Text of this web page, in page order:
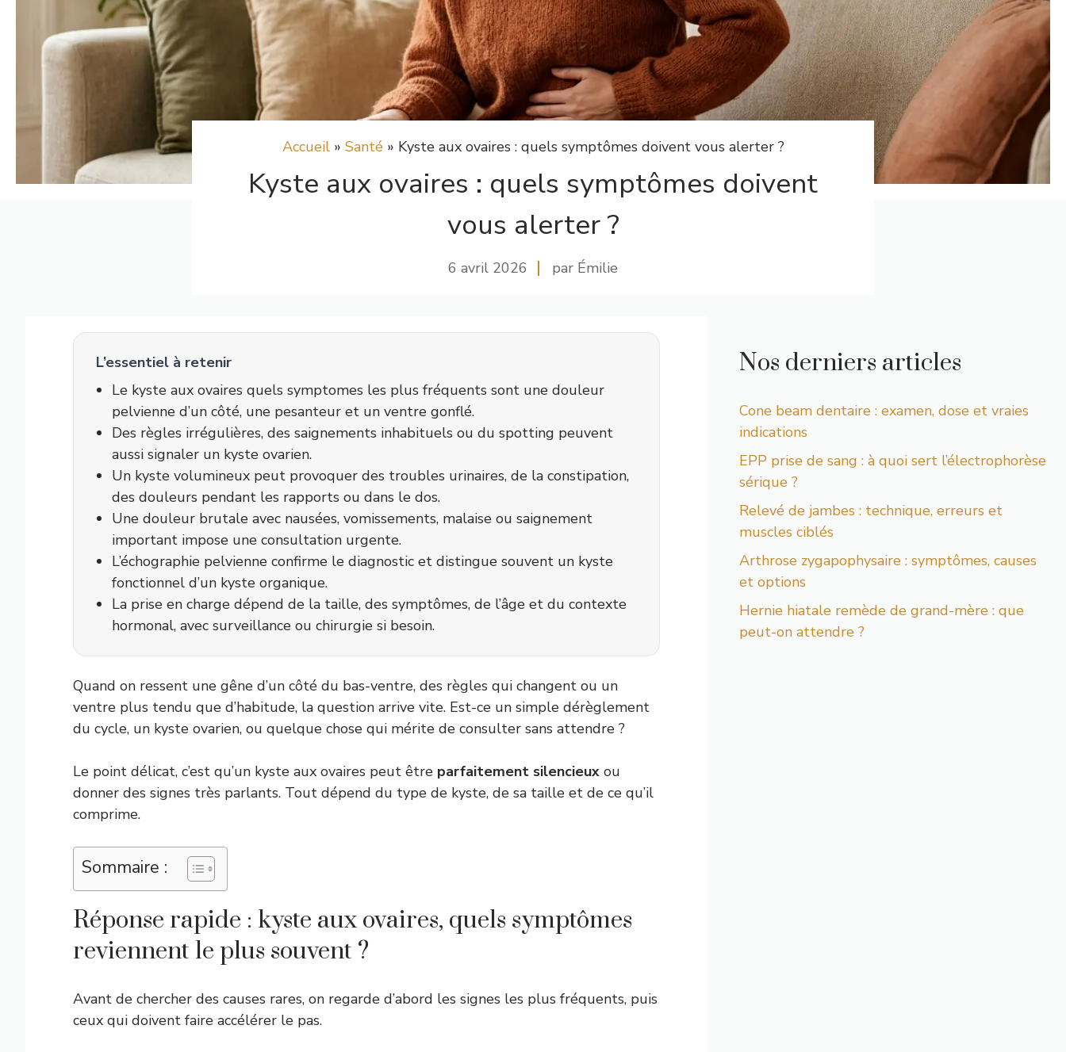
Accueil» Santé» Kyste aux ovaires : quels symptômes doivent vous alerter ?
Kyste aux ovaires : quels symptômes doivent
vous alerter ?
6 avril 2026 par Émilie
L’essentiel à retenir
Le kyste aux ovaires quels symptomes les plus fréquents sont une douleur
pelvienne d’un côté, une pesanteur et un ventre gonflé.
Des règles irrégulières, des saignements inhabituels ou du spotting peuvent
aussi signaler un kyste ovarien.
Un kyste volumineux peut provoquer des troubles urinaires, de la constipation,
des douleurs pendant les rapports ou dans le dos.
Une douleur brutale avec nausées, vomissements, malaise ou saignement
important impose une consultation urgente.
L’échographie pelvienne confirme le diagnostic et distingue souvent un kyste
fonctionnel d’un kyste organique.
La prise en charge dépend de la taille, des symptômes, de l’âge et du contexte
hormonal, avec surveillance ou chirurgie si besoin.
Quand on ressent une gêne d’un côté du bas-ventre, des règles qui changent ou un
ventre plus tendu que d’habitude, la question arrive vite. Est-ce un simple dérèglement
du cycle, un kyste ovarien, ou quelque chose qui mérite de consulter sans attendre ?
Le point délicat, c’est qu’un kyste aux ovaires peut être parfaitement silencieux ou
donner des signes très parlants. Tout dépend du type de kyste, de sa taille et de ce qu’il
comprime.
Sommaire :
Réponse rapide : kyste aux ovaires, quels symptômes
reviennent le plus souvent ?
Avant de chercher des causes rares, on regarde d’abord les signes les plus fréquents, puis
ceux qui doivent faire accélérer le pas.
Nos derniers articles
Cone beam dentaire : examen, dose et vraies
indications
EPP prise de sang : à quoi sert l’électrophorèse
sérique ?
Relevé de jambes : technique, erreurs et
muscles ciblés
Arthrose zygapophysaire : symptômes, causes
et options
Hernie hiatale remède de grand-mère : que
peut-on attendre ?